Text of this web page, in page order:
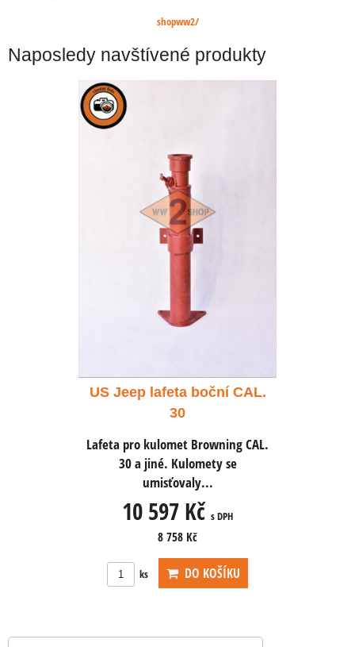
shopww2/
Naposledy navštívené produkty
US Jeep lafeta boční CAL.
30
Lafeta pro kulomet Browning CAL.
30 a jiné. Kulomety se
umisťovaly...
10 597 Kč s DPH
8 758 Kč
ks DO KOŠÍKU